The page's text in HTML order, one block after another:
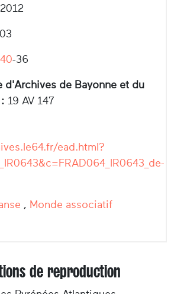
-36
d'Archives de Bayonne et du
19 AV 147
ead.html?
, Monde associatif
de reproduction